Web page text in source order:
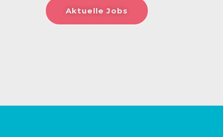
Aktuelle Jobs